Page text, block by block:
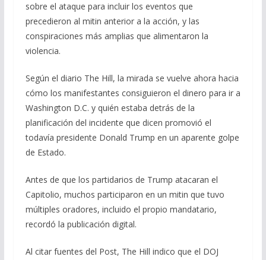
sobre el ataque para incluir los eventos que
precedieron al mitin anterior a la acción, y las
conspiraciones más amplias que alimentaron la
violencia.
Según el diario The Hill, la mirada se vuelve ahora hacia
cómo los manifestantes consiguieron el dinero para ir a
Washington D.C. y quién estaba detrás de la
planificación del incidente que dicen promovió el
todavía presidente Donald Trump en un aparente golpe
de Estado.
Antes de que los partidarios de Trump atacaran el
Capitolio, muchos participaron en un mitin que tuvo
múltiples oradores, incluido el propio mandatario,
recordó la publicación digital.
Al citar fuentes del Post, The Hill indico que el DOJ